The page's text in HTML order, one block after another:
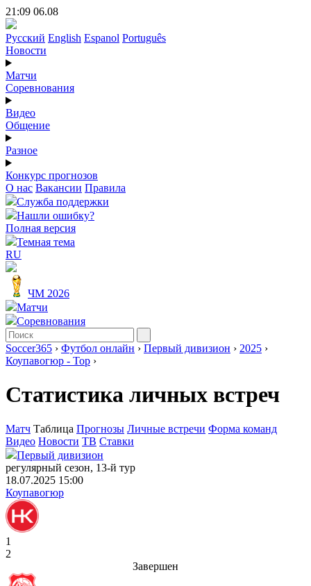
21:09 06.08
Русский English Espanol Português
Новости
Матчи
Соревнования
Видео
Общение
Разное
Конкурс прогнозов
О нас Вакансии Правила
Служба поддержки
Нашли ошибку?
Полная версия
Темная тема
RU
ЧМ 2026
Матчи
Соревнования
Soccer365 › Футбол онлайн › Первый дивизион › 2025 ›
Коупавогюр - Тор ›
Статистика личных встреч
Матч Таблица Прогнозы Личные встречи Форма команд
Видео Новости ТВ Ставки
Первый дивизион
регулярный сезон, 13-й тур
18.07.2025 15:00
Коупавогюр
1
2
Завершен